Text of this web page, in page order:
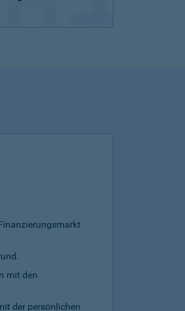
mit den
der persönlichen